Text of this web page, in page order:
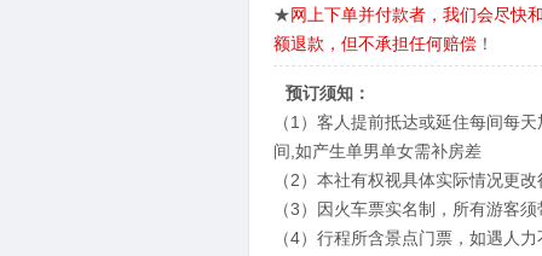
★网上下单并付款者，我们会尽快
额退款，但不承担任何赔偿 ！
预订须知：
（1）客人提前抵达或延住每间每
间,如产生单男单女需补房差
（2）本社有权视具体实际情况更
（3）因火车票实名制，所有游客
（4）行程所含景点门票，如遇人